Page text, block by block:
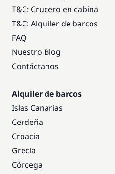
T&C: Crucero en cabina
T&C: Alquiler de barcos
FAQ
Nuestro Blog
Contáctanos
Alquiler de barcos
Islas Canarias
Cerdeña
Croacia
Grecia
Córcega